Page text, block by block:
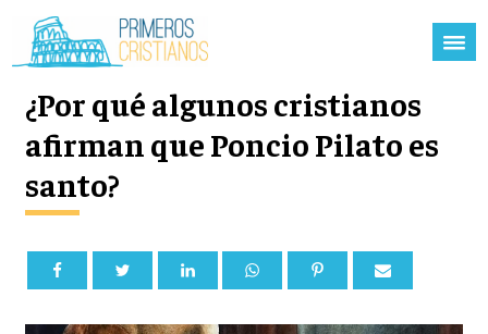
¿Por qué algunos cristianos
afirman que Poncio Pilato es
santo?